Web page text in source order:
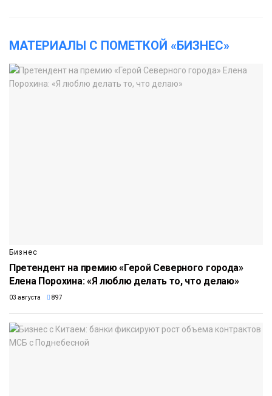
МАТЕРИАЛЫ С ПОМЕТКОЙ «БИЗНЕС»
Бизнес
Претендент на премию «Герой Северного города»
Елена Порохина: «Я люблю делать то, что делаю»
03 августа 897